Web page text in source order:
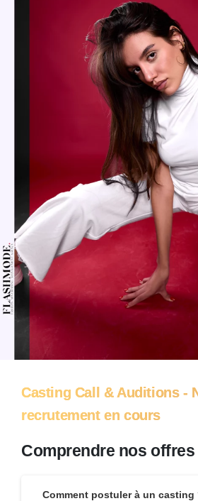
Casting Call & Auditions -
recrutement en cours
Comprendre nos
Comment postuler à un casting